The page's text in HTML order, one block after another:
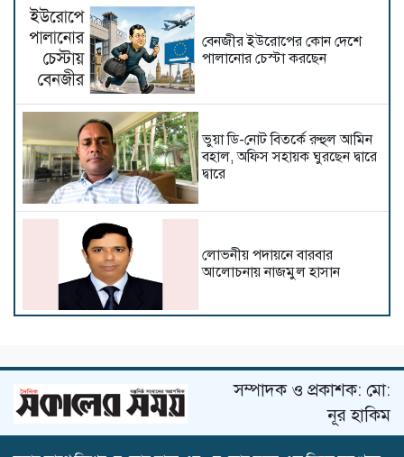
বেনজীর ইউরোপের কোন দেশে
পালানোর চেস্টা করছেন
ভুয়া ডি-নোট বিতর্কে রুহুল আমিন
বহাল, অফিস সহায়ক ঘুরছেন দ্বারে
দ্বারে
লোভনীয় পদায়নে বারবার
আলোচনায় নাজমুল হাসান
দুর্নীতি করে প্রাইজপোস্টিংয়ের
অভিযোগসম্পাদক ও প্রকাশক: মো:
নূর হাকিম